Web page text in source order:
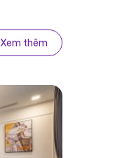
Xem thêm